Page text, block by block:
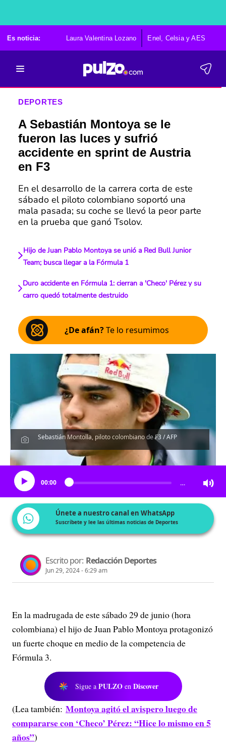
Es noticia: Laura Valentina Lozano Enel, Celsia y AES
DEPORTES
A Sebastián Montoya se le
fueron las luces y sufrió
accidente en sprint de Austria
en F3
En el desarrollo de la carrera corta de este
sábado el piloto colombiano soportó una
mala pasada; su coche se llevó la peor parte
en la prueba que ganó Tsolov.
Hijo de Juan Pablo Montoya se unió a Red Bull Junior
Team; busca llegar a la Fórmula 1
Duro accidente en Fórmula 1: cierran a 'Checo' Pérez y su
carro quedó totalmente destruido
¿De afán?Te lo resumimos
Sebastián Montolla, piloto colombiano de F3 / AFP
Escucha el artículo
00:00 …
Únete a nuestro canal en WhatsApp
Suscríbete y lee las últimas noticias de Deportes
Escrito por: Redacción Deportes
Jun 29, 2024 - 6:29 am
En la madrugada de este sábado 29 de junio (hora
colombiana) el hijo de Juan Pablo Montoya protagonizó
un fuerte choque en medio de la competencia de
Fórmula 3.
Sigue a PULZO en Discover
(Lea también: Montoya agitó el avispero luego de
compararse con ‘Checo’ Pérez: “Hice lo mismo en 5
años”)